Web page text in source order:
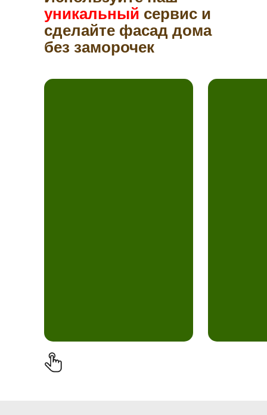
уникальный сервис и
сделайте фасад дома
без заморочек